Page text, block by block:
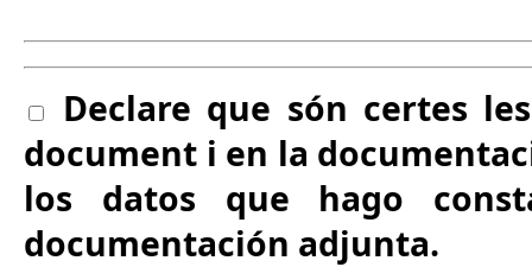
Declare que són certes
document i en la
los datos que hago
documentación adjunta.